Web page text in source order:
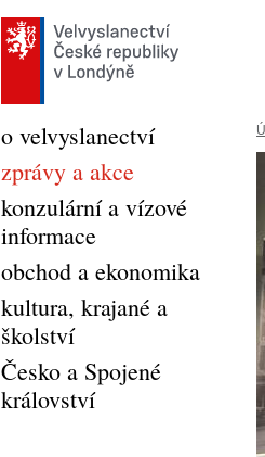
o velvyslanectví
zprávy a akce
konzulární a vízové
informace
obchod a ekonomika
kultura, krajané a
školství
Česko a Spojené
království